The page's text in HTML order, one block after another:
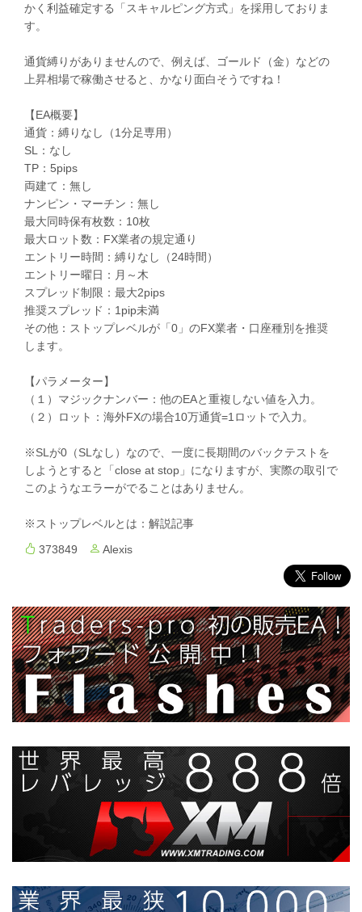
かく利益確定する「スキャルピング方式」を採用しておりま
す。
通貨縛りがありませんので、例えば、ゴールド（金）などの
上昇相場で稼働させると、かなり面白そうですね！
【EA概要】
通貨：縛りなし（1分足専用）
SL：なし
TP：5pips
両建て：無し
ナンピン・マーチン：無し
最大同時保有枚数：10枚
最大ロット数：FX業者の規定通り
エントリー時間：縛りなし（24時間）
エントリー曜日：月～木
スプレッド制限：最大2pips
推奨スプレッド：1pip未満
その他：ストップレベルが「0」のFX業者・口座種別を推奨
します。
【パラメーター】
（１）マジックナンバー：他のEAと重複しない値を入力。
（２）ロット：海外FXの場合10万通貨=1ロットで入力。
※SLが0（SLなし）なので、一度に長期間のバックテストを
しようとすると「close at stop」になりますが、実際の取引で
このようなエラーがでることはありません。
※ストップレベルとは：解説記事
373849
Alexis